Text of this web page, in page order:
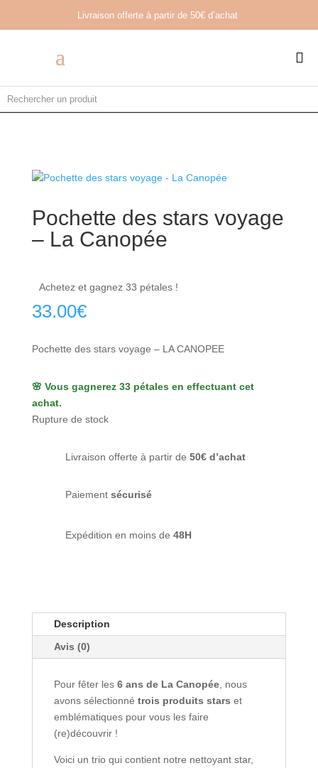
Livraison offerte à partir de 50€ d’achat

Pochette des stars voyage
– La Canopée
Achetez et gagnez 33 pétales !
33.00€
Pochette des stars voyage – LA CANOPEE
🌸 Vous gagnerez 33 pétales en effectuant cet
achat.
Rupture de stock
Livraison offerte à partir de 50€ d’achat
Paiement sécurisé
Expédition en moins de 48H
Description
Avis (0)
Pour fêter les 6 ans de La Canopée, nous
avons sélectionné trois produits stars et
emblématiques pour vous les faire
(re)découvrir !
Voici un trio qui contient notre nettoyant star,